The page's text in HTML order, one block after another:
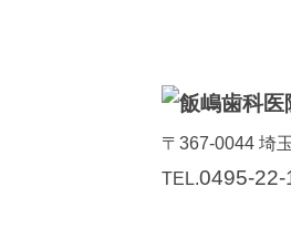
〒367-0044 埼
TEL.0495-22-